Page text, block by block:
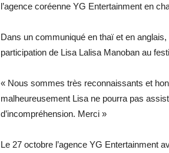
l’agence coréenne YG Entertainment en
Dans un communiqué en thaï et en
participation de Lisa Lalisa Manoban au
« Nous sommes très reconnaissants et
malheureusement Lisa ne pourra pas
d’incompréhension. Merci »
Le 27 octobre l’agence YG Entertainment